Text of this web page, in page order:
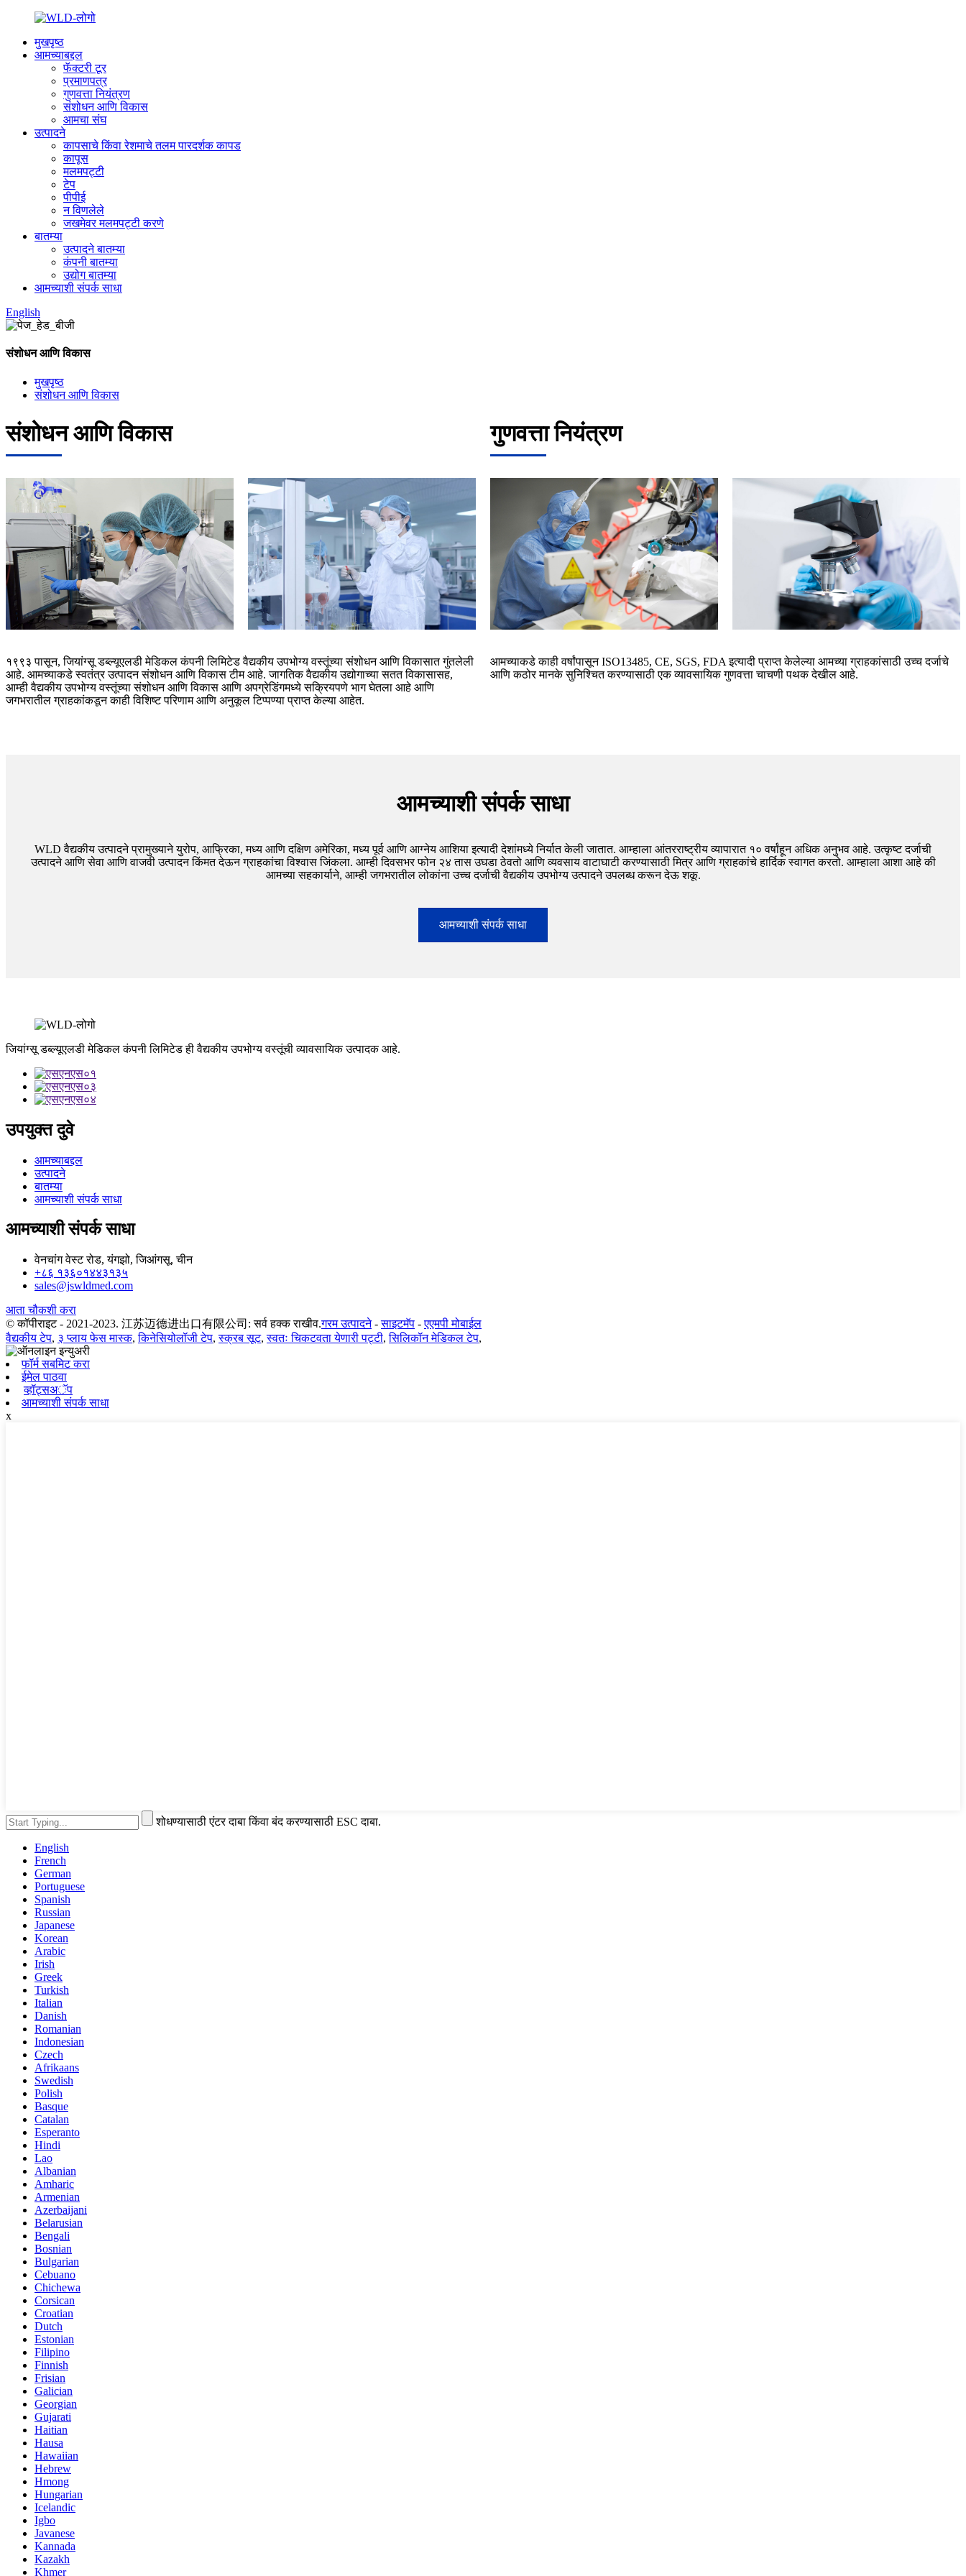
मुखपृष्ठ
आमच्याबद्दल
फॅक्टरी टूर
प्रमाणपत्र
गुणवत्ता नियंत्रण
संशोधन आणि विकास
आमचा संघ
उत्पादने
कापसाचे किंवा रेशमाचे तलम पारदर्शक कापड
कापूस
मलमपट्टी
टेप
पीपीई
न विणलेले
जखमेवर मलमपट्टी करणे
बातम्या
उत्पादने बातम्या
कंपनी बातम्या
उद्योग बातम्या
आमच्याशी संपर्क साधा
English
संशोधन आणि विकास
मुखपृष्ठ
संशोधन आणि विकास
संशोधन आणि विकास
१९९३ पासून, जियांग्सू डब्ल्यूएलडी मेडिकल कंपनी लिमिटेड वैद्यकीय उपभोग्य वस्तूंच्या संशोधन आणि विकासात गुंतलेली
आहे. आमच्याकडे स्वतंत्र उत्पादन संशोधन आणि विकास टीम आहे. जागतिक वैद्यकीय उद्योगाच्या सतत विकासासह,
आम्ही वैद्यकीय उपभोग्य वस्तूंच्या संशोधन आणि विकास आणि अपग्रेडिंगमध्ये सक्रियपणे भाग घेतला आहे आणि
जगभरातील ग्राहकांकडून काही विशिष्ट परिणाम आणि अनुकूल टिप्पण्या प्राप्त केल्या आहेत.
गुणवत्ता नियंत्रण
आमच्याकडे काही वर्षांपासून ISO13485, CE, SGS, FDA इत्यादी प्राप्त केलेल्या आमच्या ग्राहकांसाठी उच्च दर्जाचे
आणि कठोर मानके सुनिश्चित करण्यासाठी एक व्यावसायिक गुणवत्ता चाचणी पथक देखील आहे.
आमच्याशी संपर्क साधा
WLD वैद्यकीय उत्पादने प्रामुख्याने युरोप, आफ्रिका, मध्य आणि दक्षिण अमेरिका, मध्य पूर्व आणि आग्नेय आशिया इत्यादी देशांमध्ये निर्यात केली जातात. आम्हाला आंतरराष्ट्रीय व्यापारात १० वर्षांहून अधिक अनुभव आहे. उत्कृष्ट दर्जाची
उत्पादने आणि सेवा आणि वाजवी उत्पादन किंमत देऊन ग्राहकांचा विश्वास जिंकला. आम्ही दिवसभर फोन २४ तास उघडा ठेवतो आणि व्यवसाय वाटाघाटी करण्यासाठी मित्र आणि ग्राहकांचे हार्दिक स्वागत करतो. आम्हाला आशा आहे की
आमच्या सहकार्याने, आम्ही जगभरातील लोकांना उच्च दर्जाची वैद्यकीय उपभोग्य उत्पादने उपलब्ध करून देऊ शकू.
आमच्याशी संपर्क साधा
जियांग्सू डब्ल्यूएलडी मेडिकल कंपनी लिमिटेड ही वैद्यकीय उपभोग्य वस्तूंची व्यावसायिक उत्पादक आहे.
उपयुक्त दुवे
आमच्याबद्दल
उत्पादने
बातम्या
आमच्याशी संपर्क साधा
आमच्याशी संपर्क साधा
वेनचांग वेस्ट रोड, यंगझो, जिआंगसू, चीन
+८६ १३६०१४४३१३५
sales@jswldmed.com
आता चौकशी करा
© कॉपीराइट - 2021-2023. 江苏迈德进出口有限公司: सर्व हक्क राखीव.गरम उत्पादने-साइटमॅप -एएमपी मोबाईल
वैद्यकीय टेप, ३ प्लाय फेस मास्क,किनेसियोलॉजी टेप,स्क्रब सूट,स्वतः चिकटवता येणारी पट्टी,सिलिकॉन मेडिकल टेप,
फॉर्म सबमिट करा
ईमेल पाठवा
व्हॉट्सअॅप
आमच्याशी संपर्क साधा
x
शोधण्यासाठी एंटर दाबा किंवा बंद करण्यासाठी ESC दाबा.
English
French
German
Portuguese
Spanish
Russian
Japanese
Korean
Arabic
Irish
Greek
Turkish
Italian
Danish
Romanian
Indonesian
Czech
Afrikaans
Swedish
Polish
Basque
Catalan
Esperanto
Hindi
Lao
Albanian
Amharic
Armenian
Azerbaijani
Belarusian
Bengali
Bosnian
Bulgarian
Cebuano
Chichewa
Corsican
Croatian
Dutch
Estonian
Filipino
Finnish
Frisian
Galician
Georgian
Gujarati
Haitian
Hausa
Hawaiian
Hebrew
Hmong
Hungarian
Icelandic
Igbo
Javanese
Kannada
Kazakh
Khmer